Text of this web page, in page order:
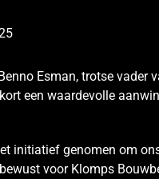
Esman, trotse vader
een waardevolle
initiatief genomen om
voor Klomps